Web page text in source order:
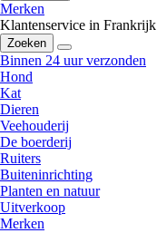
Merken
Klantenservice in Frankrijk
Zoeken
Binnen 24 uur verzonden
Hond
Kat
Dieren
Veehouderij
De boerderij
Ruiters
Buiteninrichting
Planten en natuur
Uitverkoop
Merken